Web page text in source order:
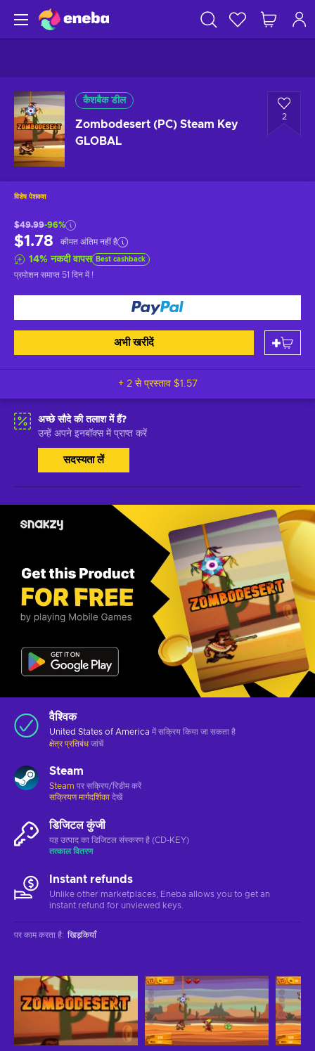
कैशबैक डील
Zombodesert (PC) Steam Key
GLOBAL
2
विशेष पेशकश
$49.99-96%
$1.78 कीमत अंतिम नहीं है
14%नकदी वापस Best cashback
प्रमोशन समाप्त 51 दिन में!
अभी खरीदें
+ 2 से प्रस्ताव $1.57
अच्छे सौदे की तलाश में हैं?
उन्हें अपने इनबॉक्स में प्राप्त करें
सदस्यता लें
वैश्विक
United States of America में सक्रिय किया जा सकता है
क्षेत्र प्रतिबंध जांचें
Steam
Steam पर सक्रिय/रिडीम करें
सक्रियण मार्गदर्शिका देखें
डिजिटल कुंजी
यह उत्पाद का डिजिटल संस्करण है (CD-KEY)
तत्काल वितरण
Instant refunds
Unlike other marketplaces, Eneba allows you to get an
instant refund for unviewed keys.
पर काम करता है: खिड़कियाँ